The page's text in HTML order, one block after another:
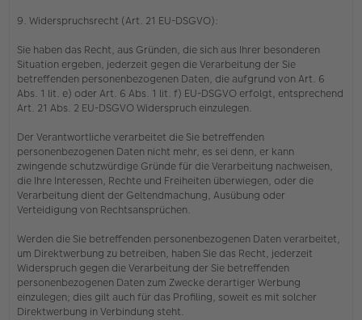
9. Widerspruchsrecht (Art. 21 EU-DSGVO):
Sie haben das Recht, aus Gründen, die sich aus Ihrer besonderen
Situation ergeben, jederzeit gegen die Verarbeitung der Sie
betreffenden personenbezogenen Daten, die aufgrund von Art. 6
Abs. 1 lit. e) oder Art. 6 Abs. 1 lit. f) EU-DSGVO erfolgt, entsprechend
Art. 21 Abs. 2 EU-DSGVO Widerspruch einzulegen.
Der Verantwortliche verarbeitet die Sie betreffenden
personenbezogenen Daten nicht mehr, es sei denn, er kann
zwingende schutzwürdige Gründe für die Verarbeitung nachweisen,
die Ihre Interessen, Rechte und Freiheiten überwiegen, oder die
Verarbeitung dient der Geltendmachung, Ausübung oder
Verteidigung von Rechtsansprüchen.
Werden die Sie betreffenden personenbezogenen Daten verarbeitet,
um Direktwerbung zu betreiben, haben Sie das Recht, jederzeit
Widerspruch gegen die Verarbeitung der Sie betreffenden
personenbezogenen Daten zum Zwecke derartiger Werbung
einzulegen; dies gilt auch für das Profiling, soweit es mit solcher
Direktwerbung in Verbindung steht.